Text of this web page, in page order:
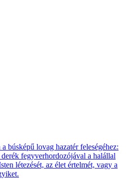
búsképű lovag hazatér feleségéhez:
fegyverhordozójával a halállal
létezését, az élet értelmét, vagy a